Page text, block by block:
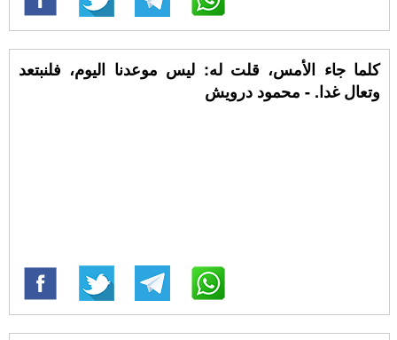
كلما جاء الأمس، قلت له: ليس موعدنا اليوم، فلنبتعد
وتعال غدا. - محمود درويش